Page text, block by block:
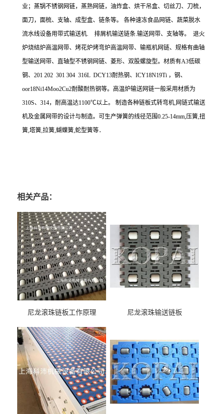
业；蒸锅不锈钢网链，蒸熟网链，油炸盒、烘干吊盒、切丝刀、刀梳，
面刀，面梳、支轴、成型盒、链条等。 各种速冻食品网链、蔬菜脱水
流水线设备用带式输送机. 排屑机输送链条.输送网带、支轴等。 退火
炉烧结炉高温网带、烤花炉烤弯炉高温网带、输瓶机网链、规格有曲轴
型输送网带、直轴型不锈钢网链、菱形、双股螺旋型。材质有A3低碳
钢、201 202 301 304 316L DCY13耐热钢、ICY18N19Ti ，钢、
oor18Ni14Moo2Cu2耐酸耐热钢等。高温炉输送网链一般采用材质为
310S、314，耐高温达1100℃以上。 制造各种链板式转弯机,网链式输送
机及金属网带的设计与制造。可生产弹簧的线径范围0.25-14mm,压簧,扭
簧,塔簧,拉簧,蝴蝶簧,蛇型簧等．
相关产品：
尼龙滚珠链板工作原理 尼龙滚珠输送链板